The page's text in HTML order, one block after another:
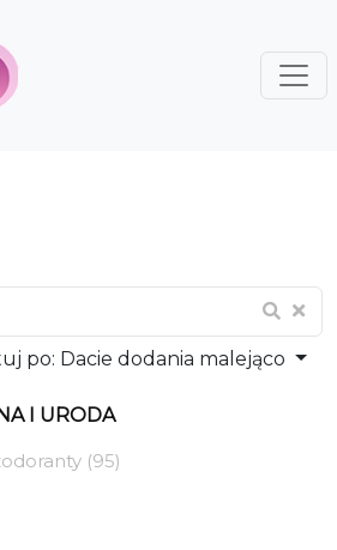
po: Dacie dodania malejąco
I URODA
(95)